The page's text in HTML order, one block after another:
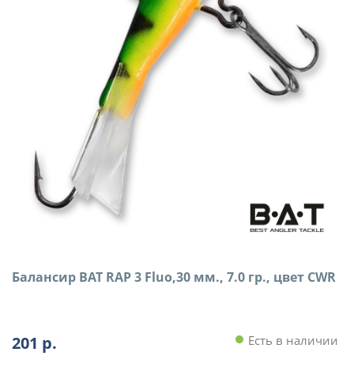
Балансир BAT RAP 3 Fluo,30 мм., 7.0 гр., цвет CWR
201 р. Есть в наличии